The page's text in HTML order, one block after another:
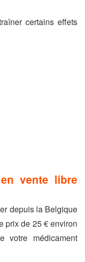
certains effets
vente libre
depuis la Belgique
prix de 25 € environ
votre médicament